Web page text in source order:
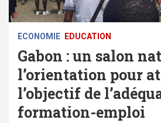
ECONOMIE EDUCATION
Gabon : un salon
l’orientation pour
l’objectif de
formation-emploi